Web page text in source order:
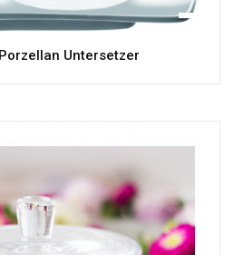
Porzellan Untersetzer